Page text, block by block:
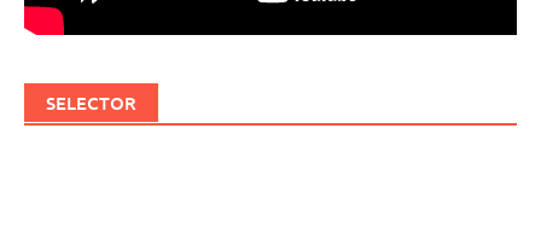
SELECTOR